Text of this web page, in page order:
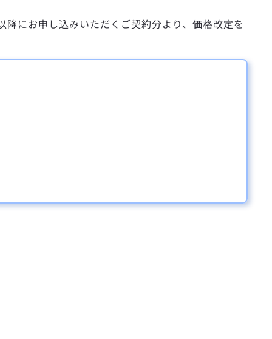
降にお申し込みいただくご契約分より、価格改定を